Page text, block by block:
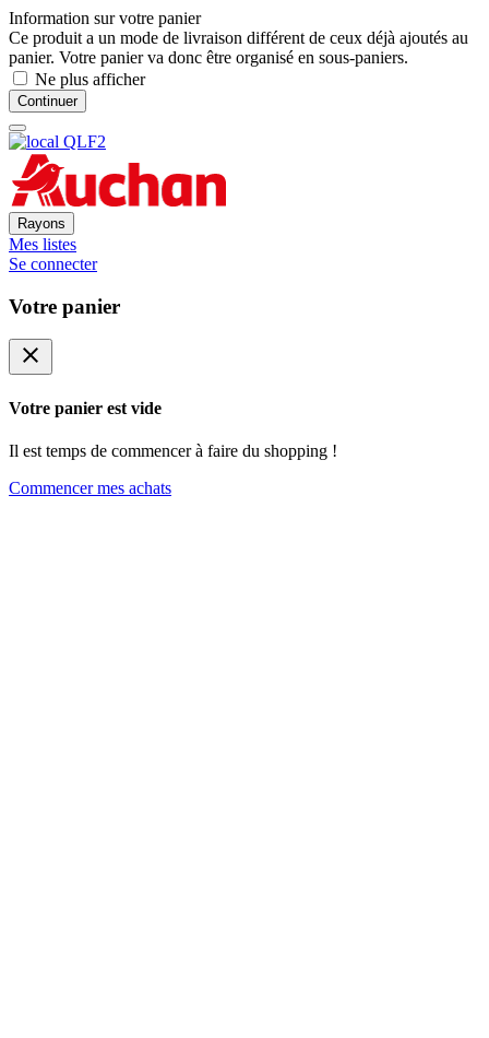
Information sur votre panier
Ce produit a un mode de livraison différent de ceux déjà ajoutés au
panier. Votre panier va donc être organisé en sous-paniers.
Ne plus afficher
Continuer
Rayons
Mes listes
Se connecter
Votre panier
close
Votre panier est vide
Il est temps de commencer à faire du shopping !
Commencer mes achats